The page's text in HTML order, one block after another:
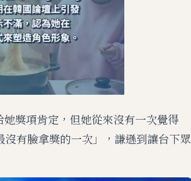
M
獎項肯定，但她從來沒有一次覺得
沒有臉拿獎的一次」，謙遜到讓台下眾